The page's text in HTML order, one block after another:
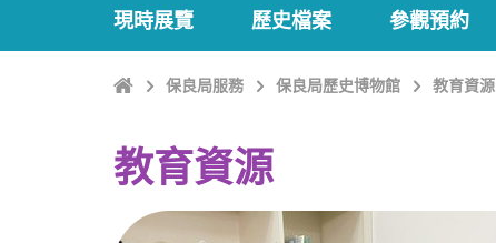
現時展覽 歷史檔案 參觀預約
主
保良局服務 保良局歷史博物館 教育資源
教育資源